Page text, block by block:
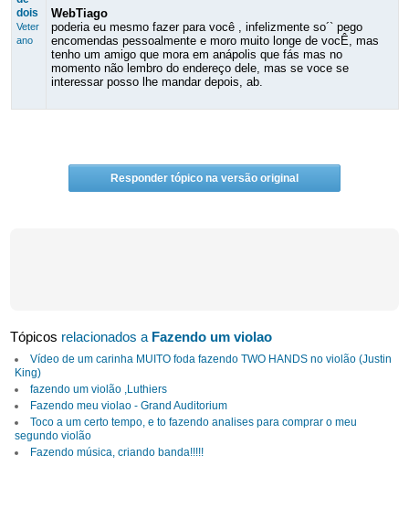
dois
Veter
ano
WebTiago
poderia eu mesmo fazer para você , infelizmente so´` pego
encomendas pessoalmente e moro muito longe de vocÊ, mas
tenho um amigo que mora em anápolis que fás mas no
momento não lembro do endereço dele, mas se voce se
interessar posso lhe mandar depois, ab.
Responder tópico na versão original
Tópicos relacionados a Fazendo um violao
Vídeo de um carinha MUITO foda fazendo TWO HANDS no violão (Justin
King)
fazendo um violão ,Luthiers
Fazendo meu violao - Grand Auditorium
Toco a um certo tempo, e to fazendo analises para comprar o meu
segundo violão
Fazendo música, criando banda!!!!!